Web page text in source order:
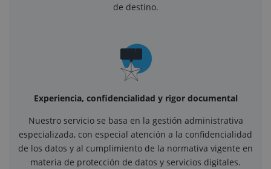
de destino.
Experiencia, confidencialidad y rigor documental
Nuestro servicio se basa en la gestión administrativa
especializada, con especial atención a la confidencialidad
de los datos y al cumplimiento de la normativa vigente en
materia de protección de datos y servicios digitales.